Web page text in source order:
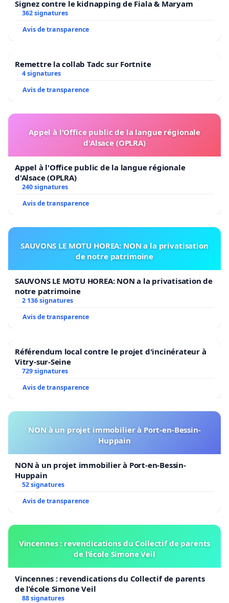
Signez contre le kidnapping de Fiala & Maryam
362 signatures
Avis de transparence
Remettre la collab Tadc sur Fortnite
4 signatures
Avis de transparence
Appel à l'Office public de la langue régionale
d'Alsace (OPLRA)
Appel à l'Office public de la langue régionale
d'Alsace (OPLRA)
240 signatures
Avis de transparence
SAUVONS LE MOTU HOREA: NON a la privatisation
de notre patrimoine
SAUVONS LE MOTU HOREA: NON a la privatisation de
notre patrimoine
2 136 signatures
Avis de transparence
Référendum local contre le projet d'incinérateur à
Vitry-sur-Seine
729 signatures
Avis de transparence
NON à un projet immobilier à Port-en-Bessin-
Huppain
NON à un projet immobilier à Port-en-Bessin-
Huppain
52 signatures
Avis de transparence
Vincennes : revendications du Collectif de parents
de l’école Simone Veil
Vincennes : revendications du Collectif de parents
de l’école Simone Veil
88 signatures